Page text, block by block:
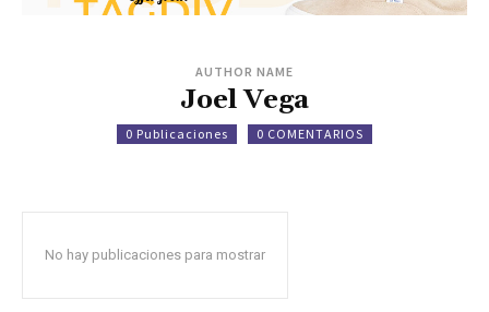
AUTHOR NAME
Joel Vega
0 Publicaciones 0 COMENTARIOS
No hay publicaciones para mostrar